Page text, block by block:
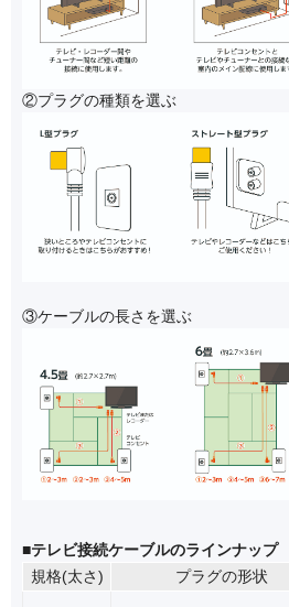
②プラグの種類を選ぶ
③ケーブルの長さを選ぶ
■テレビ接続ケーブルのラインナップ
規格(太さ)
プラグの形状